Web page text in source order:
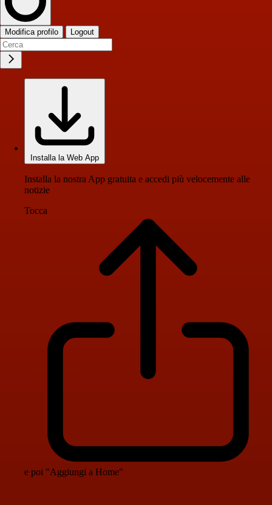
Modifica profilo Logout
Installa la Web App
Installa la nostra App gratuita e accedi più velocemente alle
notizie
Tocca
e poi "Aggiungi a Home"